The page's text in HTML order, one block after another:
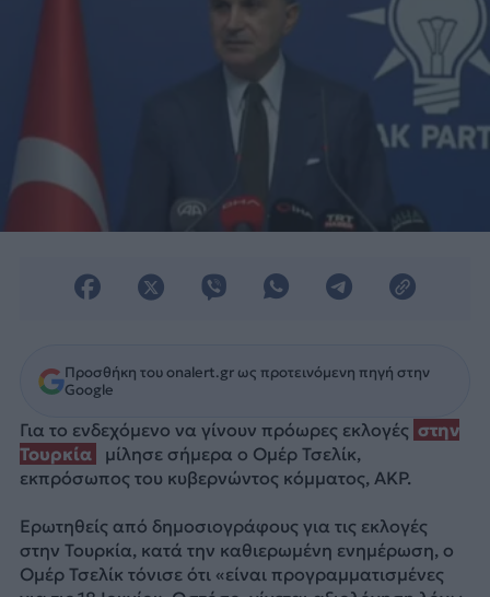
Προσθήκη του onalert.gr ως προτεινόμενη πηγή στην
Google
Για το ενδεχόμενο να γίνουν πρόωρες εκλογές στην
Τουρκία
μίλησε σήμερα ο Ομέρ Τσελίκ,
εκπρόσωπος του κυβερνώντος κόμματος, AKP.
Ερωτηθείς από δημοσιογράφους για τις εκλογές
στην Τουρκία, κατά την καθιερωμένη ενημέρωση, ο
Ομέρ Τσελίκ τόνισε ότι «είναι προγραμματισμένες